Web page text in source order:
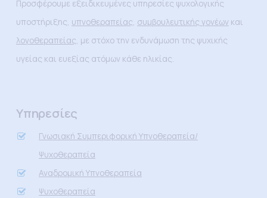
Προσφέρουμε εξειδικευμένες υπηρεσίες ψυχολογικής
υποστήριξης, υπνοθεραπείας, συμβουλευτικής γονέων και
λογοθεραπείας, με στόχο την ενδυνάμωση της ψυχικής
υγείας και ευεξίας ατόμων κάθε ηλικίας.
Υπηρεσίες
Γνωσιακή Συμπεριφορική Υπνοθεραπεία/
Ψυχοθεραπεία
Αναδρομική Υπνοθεραπεία
Ψυχοθεραπεία